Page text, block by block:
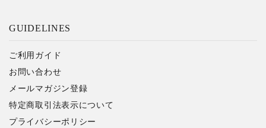
GUIDELINES
ご利用ガイド
お問い合わせ
メールマガジン登録
特定商取引法表示について
プライバシーポリシー